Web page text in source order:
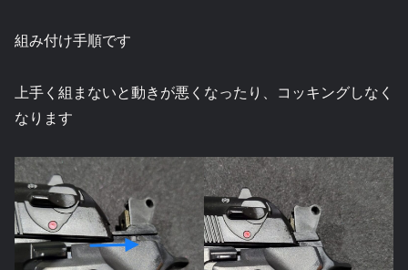
組み付け手順です
上手く組まないと動きが悪くなったり、コッキングしなく
なります